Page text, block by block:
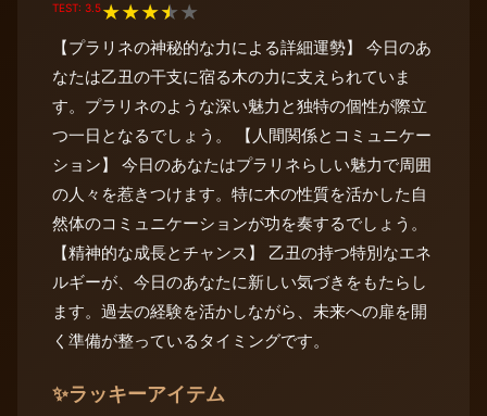
TEST: 3.5★★★★★
【プラリネの神秘的な力による詳細運勢】 今日のあ
なたは乙丑の干支に宿る木の力に支えられていま
す。プラリネのような深い魅力と独特の個性が際立
つ一日となるでしょう。 【人間関係とコミュニケー
ション】 今日のあなたはプラリネらしい魅力で周囲
の人々を惹きつけます。特に木の性質を活かした自
然体のコミュニケーションが功を奏するでしょう。
【精神的な成長とチャンス】 乙丑の持つ特別なエネ
ルギーが、今日のあなたに新しい気づきをもたらし
ます。過去の経験を活かしながら、未来への扉を開
く準備が整っているタイミングです。
✨ラッキーアイテム